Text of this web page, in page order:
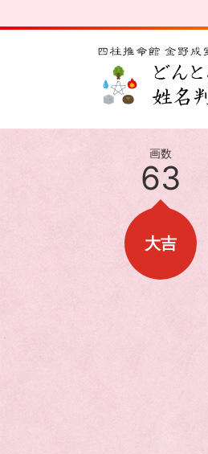
画数
63
大吉